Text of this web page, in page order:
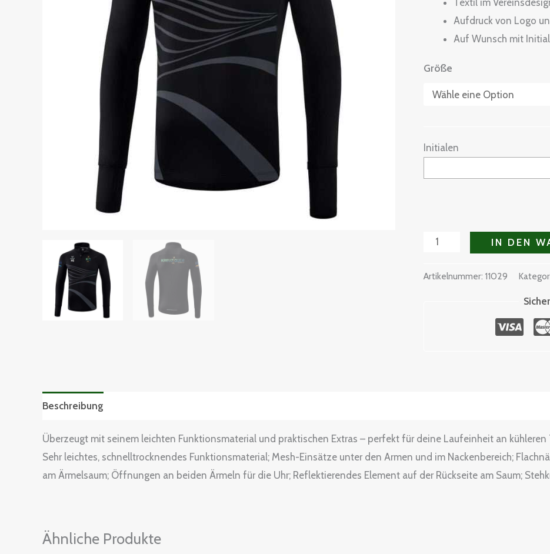
Aufdruck von Logo
Auf Wunsch mit
Größe
Initialen
IN DEN
Artikelnummer: 11029
Beschreibung
Überzeugt mit seinem leichten Funktionsmaterial und praktischen Extras – perfekt für deine Laufeinheit an kühleren
Sehr leichtes, schnelltrocknendes Funktionsmaterial; Mesh-Einsätze unter den Armen und im Nackenbereich;
am Ärmelsaum; Öffnungen an beiden Ärmeln für die Uhr; Reflektierendes Element auf der Rückseite am Saum;
Ähnliche Produkte